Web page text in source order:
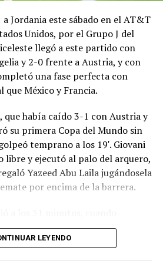
Jordania este sábado en el AT&T
Unidos, por el Grupo J del
llegó a este partido con
y 2-0 frente a Austria, y con
una fase perfecta con
que México y Francia.
que había caído 3-1 con Austria y
su primera Copa del Mundo sin
temprano a los 19′. Giovani
libre y ejecutó al palo del arquero,
Yazeed Abu Laila jugándosela
por encima de la barrera.
de penal el 2-0. El Toro
Copas del Mundo, tras no
LEYENDO